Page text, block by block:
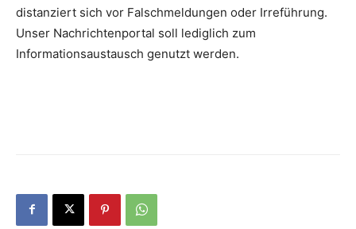
distanziert sich vor Falschmeldungen oder Irreführung.
Unser Nachrichtenportal soll lediglich zum
Informationsaustausch genutzt werden.